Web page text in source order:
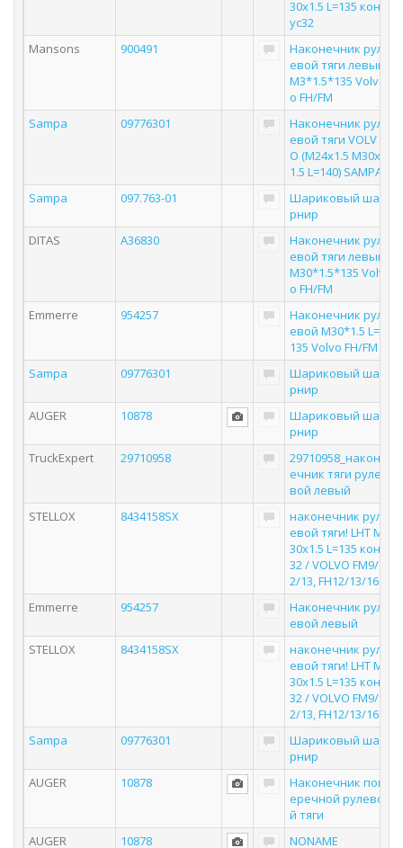
30x1.5 L=135 кон
ус32
Mansons
900491
Наконечник рул
евой тяги левый
M3*1.5*135 Volv
o FH/FM
Sampa
09776301
Наконечник рул
евой тяги VOLV
O (M24x1.5 M30x
1.5 L=140) SAMPA
Sampa
097.763-01
Шариковый ша
рнир
DITAS
A36830
Наконечник рул
евой тяги левый
M30*1.5*135 Volv
o FH/FM
Emmerre
954257
Наконечник рул
евой M30*1.5 L=
135 Volvo FH/FM
Sampa
09776301
Шариковый ша
рнир
AUGER
10878
Шариковый ша
рнир
TruckExpert
29710958
29710958_након
ечник тяги руле
вой левый
STELLOX
8434158SX
наконечник рул
евой тяги! LHT M
30x1.5 L=135 кон
32 / VOLVO FM9/1
2/13, FH12/13/16
Emmerre
954257
Наконечник рул
евой левый
STELLOX
8434158SX
наконечник рул
евой тяги! LHT M
30x1.5 L=135 кон
32 / VOLVO FM9/1
2/13, FH12/13/16
Sampa
09776301
Шариковый ша
рнир
AUGER
10878
Наконечник поп
еречной рулево
й тяги
AUGER
10878 NONAME